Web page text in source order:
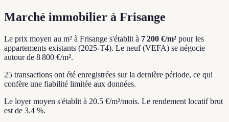
Marché immobilier à Frisange
Le prix moyen au m² à Frisange s'établit à 7 200 €/m² pour les
appartements existants (2025-T4). Le neuf (VEFA) se négocie
autour de 8 800 €/m².
25 transactions ont été enregistrées sur la dernière période, ce qui
confère une fiabilité limitée aux données.
Le loyer moyen s'établit à 20.5 €/m²/mois. Le rendement locatif brut
est de 3.4 %.